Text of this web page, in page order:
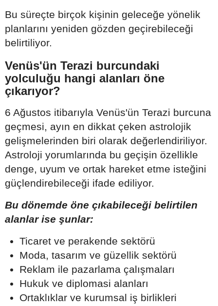
Bu süreçte birçok kişinin geleceğe yönelik
planlarını yeniden gözden geçirebileceği
belirtiliyor.
Venüs'ün Terazi burcundaki
yolculuğu hangi alanları öne
çıkarıyor?
6 Ağustos itibarıyla Venüs'ün Terazi burcuna
geçmesi, ayın en dikkat çeken astrolojik
gelişmelerinden biri olarak değerlendiriliyor.
Astroloji yorumlarında bu geçişin özellikle
denge, uyum ve ortak hareket etme isteğini
güçlendirebileceği ifade ediliyor.
Bu dönemde öne çıkabileceği belirtilen
alanlar ise şunlar:
Ticaret ve perakende sektörü
Moda, tasarım ve güzellik sektörü
Reklam ile pazarlama çalışmaları
Hukuk ve diplomasi alanları
Ortaklıklar ve kurumsal iş birlikleri